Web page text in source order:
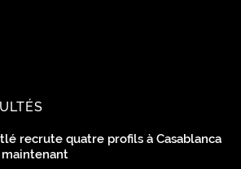
recrute quatre profils à Casablanca